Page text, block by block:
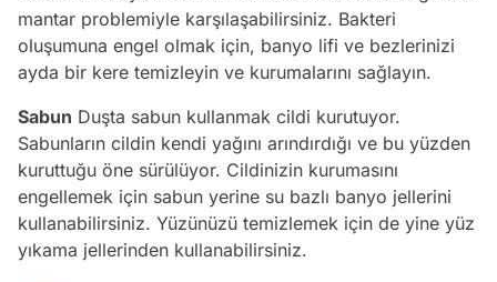
mantar problemiyle karşılaşabilirsiniz. Bakteri
oluşumuna engel olmak için, banyo lifi ve bezlerinizi
ayda bir kere temizleyin ve kurumalarını sağlayın.
Sabun Duşta sabun kullanmak cildi kurutuyor.
Sabunların cildin kendi yağını arındırdığı ve bu yüzden
kuruttuğu öne sürülüyor. Cildinizin kurumasını
engellemek için sabun yerine su bazlı banyo jellerini
kullanabilirsiniz. Yüzünüzü temizlemek için de yine yüz
yıkama jellerinden kullanabilirsiniz.